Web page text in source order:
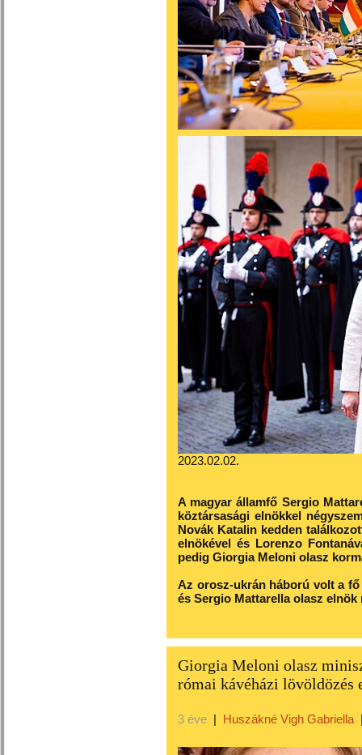
2023.02.02.
A magyar államfő Sergio
köztársasági elnökkel
Novák Katalin kedden
elnökével és Lorenzo
pedig Giorgia Meloni olasz
Az orosz-ukrán háború volt a
és Sergio Mattarella olasz elnök
Giorgia Meloni olasz
római kávéházi lövöldözés
3 éve | Huszákné Vigh Gabriella